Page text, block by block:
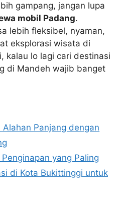
gampang, jangan lupa
mobil Padang.
lebih fleksibel, nyaman,
eksplorasi wisata di
kalau lo lagi cari destinasi
di Mandeh wajib banget
Alahan Panjang dengan
yang Paling
di Kota Bukittinggi untuk